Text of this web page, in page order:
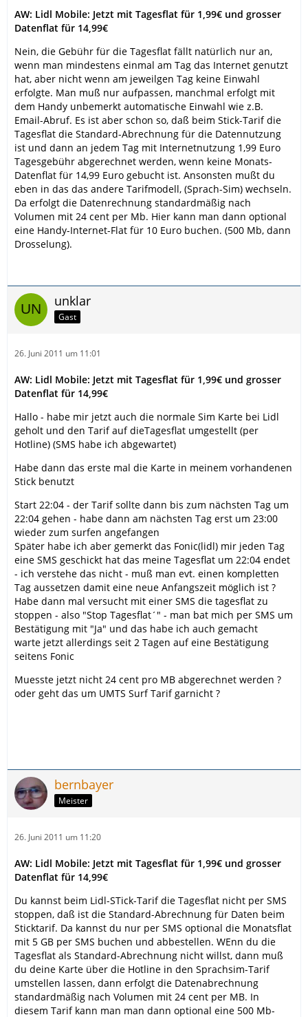
AW: Lidl Mobile: Jetzt mit Tagesflat für 1,99€ und grosser
Datenflat für 14,99€
Nein, die Gebühr für die Tagesflat fällt natürlich nur an,
wenn man mindestens einmal am Tag das Internet genutzt
hat, aber nicht wenn am jeweilgen Tag keine Einwahl
erfolgte. Man muß nur aufpassen, manchmal erfolgt mit
dem Handy unbemerkt automatische Einwahl wie z.B.
Email-Abruf. Es ist aber schon so, daß beim Stick-Tarif die
Tagesflat die Standard-Abrechnung für die Datennutzung
ist und dann an jedem Tag mit Internetnutzung 1,99 Euro
Tagesgebühr abgerechnet werden, wenn keine Monats-
Datenflat für 14,99 Euro gebucht ist. Ansonsten mußt du
eben in das das andere Tarifmodell, (Sprach-Sim) wechseln.
Da erfolgt die Datenrechnung standardmäßig nach
Volumen mit 24 cent per Mb. Hier kann man dann optional
eine Handy-Internet-Flat für 10 Euro buchen. (500 Mb, dann
Drosselung).
unklar
Gast
26. Juni 2011 um 11:01
AW: Lidl Mobile: Jetzt mit Tagesflat für 1,99€ und grosser
Datenflat für 14,99€
Hallo - habe mir jetzt auch die normale Sim Karte bei Lidl
geholt und den Tarif auf dieTagesflat umgestellt (per
Hotline) (SMS habe ich abgewartet)
Habe dann das erste mal die Karte in meinem vorhandenen
Stick benutzt
Start 22:04 - der Tarif sollte dann bis zum nächsten Tag um
22:04 gehen - habe dann am nächsten Tag erst um 23:00
wieder zum surfen angefangen
Später habe ich aber gemerkt das Fonic(lidl) mir jeden Tag
eine SMS geschickt hat das meine Tagesflat um 22:04 endet
- ich verstehe das nicht - muß man evt. einen kompletten
Tag aussetzen damit eine neue Anfangszeit möglich ist ?
Habe dann mal versucht mit einer SMS die tagesflat zu
stoppen - also "Stop Tagesflat´" - man bat mich per SMS um
Bestätigung mit "Ja" und das habe ich auch gemacht
warte jetzt allerdings seit 2 Tagen auf eine Bestätigung
seitens Fonic
Muesste jetzt nicht 24 cent pro MB abgerechnet werden ?
oder geht das um UMTS Surf Tarif garnicht ?
bernbayer
Meister
26. Juni 2011 um 11:20
AW: Lidl Mobile: Jetzt mit Tagesflat für 1,99€ und grosser
Datenflat für 14,99€
Du kannst beim Lidl-STick-Tarif die Tagesflat nicht per SMS
stoppen, daß ist die Standard-Abrechnung für Daten beim
Sticktarif. Da kannst du nur per SMS optional die Monatsflat
mit 5 GB per SMS buchen und abbestellen. WEnn du die
Tagesflat als Standard-Abrechnung nicht willst, dann muß
du deine Karte über die Hotline in den Sprachsim-Tarif
umstellen lassen, dann erfolgt die Datenabrechnung
standardmäßig nach Volumen mit 24 cent per MB. In
diesem Tarif kann man man dann optional eine 500 Mb-